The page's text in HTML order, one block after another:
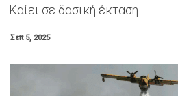
Καίει σε δασική έκταση
Σεπ 5, 2025